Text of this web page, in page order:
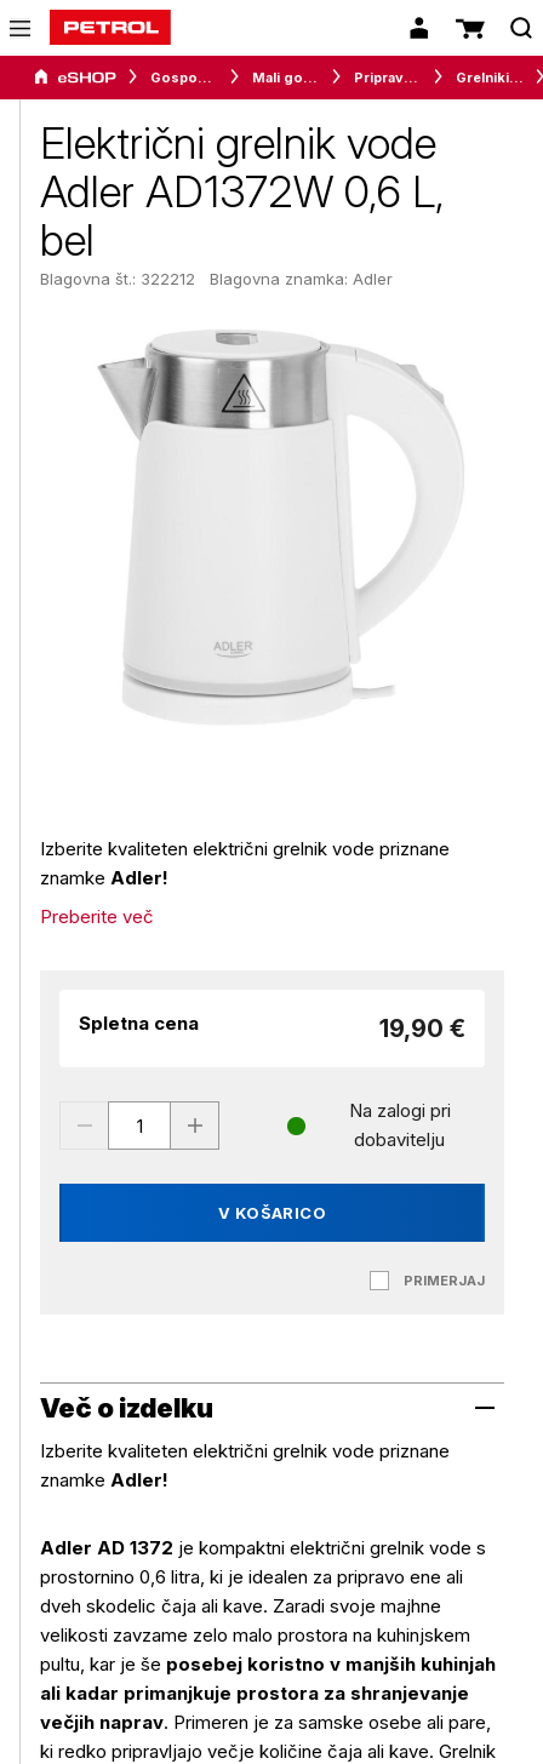
Gospodinjski aparati Mali gospodinjski aparati Priprava napitkov Grelniki vode
Električni grelnik vode
Adler AD1372W 0,6 L,
bel
Blagovna št.: 322212 Blagovna znamka: Adler
Izberite kvaliteten električni grelnik vode priznane
znamke Adler!
Preberite več
Spletna cena 19,90 €
V KOŠARICO
Na zalogi pri
dobavitelju
PRIMERJAJ
Več o izdelku
Izberite kvaliteten električni grelnik vode priznane
znamke Adler!
Adler AD 1372 je kompaktni električni grelnik vode s
prostornino 0,6 litra, ki je idealen za pripravo ene ali
dveh skodelic čaja ali kave. Zaradi svoje majhne
velikosti zavzame zelo malo prostora na kuhinjskem
pultu, kar je še posebej koristno v manjših kuhinjah
ali kadar primanjkuje prostora za shranjevanje
večjih naprav. Primeren je za samske osebe ali pare,
ki redko pripravljajo večje količine čaja ali kave. Grelnik